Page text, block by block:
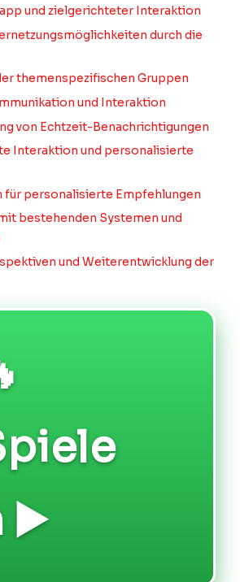
und zielgerichteter Interaktion
durch die
themenspezifischen Gruppen
und Interaktion
von Echtzeit-Benachrichtigungen
Interaktion und personalisierte
personalisierte Empfehlungen
bestehenden Systemen und
und Weiterentwicklung der
▶️